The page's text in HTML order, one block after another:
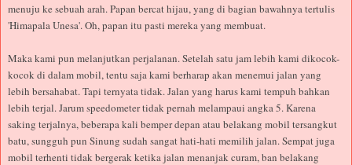
menuju ke sebuah arah. Papan bercat hijau, yang di bagian bawahnya tertulis
'Himapala Unesa'. Oh, papan itu pasti mereka yang membuat.
Maka kami pun melanjutkan perjalanan. Setelah satu jam lebih kami dikocok-
kocok di dalam mobil, tentu saja kami berharap akan menemui jalan yang
lebih bersahabat. Tapi ternyata tidak. Jalan yang harus kami tempuh bahkan
lebih terjal. Jarum speedometer tidak pernah melampaui angka 5. Karena
saking terjalnya, beberapa kali bemper depan atau belakang mobil tersangkut
batu, sungguh pun Sinung sudah sangat hati-hati memilih jalan. Sempat juga
mobil terhenti tidak bergerak ketika jalan menanjak curam, ban belakang